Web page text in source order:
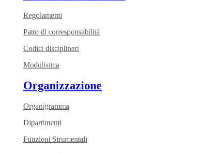
Regolamenti
Patto di corresponsabilità
Codici disciplinari
Modulistica
Organizzazione
Organigramma
Dipartimenti
Funzioni Strumentali